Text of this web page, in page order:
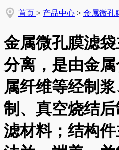
首页 > 产品中心 > 金属微孔
金属微孔膜滤
分离，是由金
属纤维等经制
制、真空烧结
滤材料；结构件